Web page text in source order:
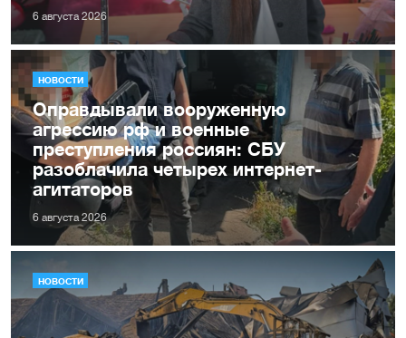
6 августа 2026
НОВОСТИ
Оправдывали вооруженную
агрессию рф и военные
преступления россиян: СБУ
разоблачила четырех интернет-
агитаторов
6 августа 2026
НОВОСТИ